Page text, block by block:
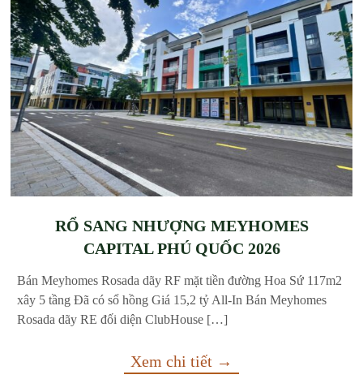
RỔ SANG NHƯỢNG MEYHOMES
CAPITAL PHÚ QUỐC 2026
Bán Meyhomes Rosada dãy RF mặt tiền đường Hoa Sứ 117m2
xây 5 tầng Đã có sổ hồng Giá 15,2 tỷ All-In Bán Meyhomes
Rosada dãy RE đối diện ClubHouse […]
Xem chi tiết →